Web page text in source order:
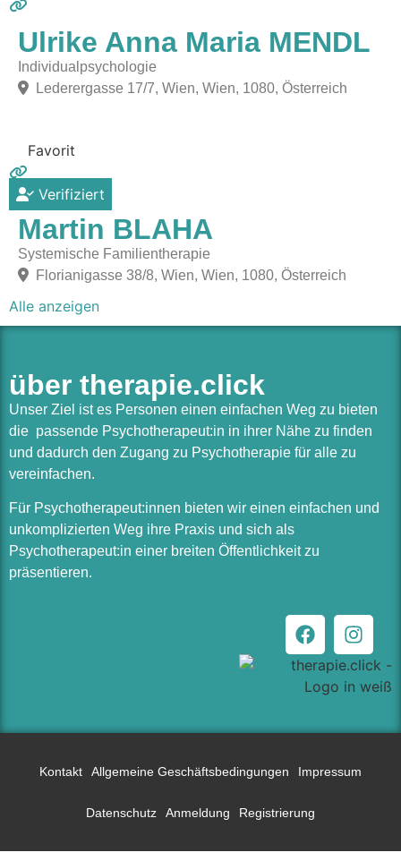
Ulrike Anna Maria MENDL
Individualpsychologie
Lederergasse 17/7, Wien, Wien, 1080, Österreich
Favorit
Verifiziert
Martin BLAHA
Systemische Familientherapie
Florianigasse 38/8, Wien, Wien, 1080, Österreich
Alle anzeigen
über therapie.click
Unser Ziel ist es Personen einen einfachen Weg zu bieten
die passende Psychotherapeut:in in ihrer Nähe zu finden
und dadurch den Zugang zu Psychotherapie für alle zu
vereinfachen.
Für Psychotherapeut:innen bieten wir einen einfachen und
unkomplizierten Weg ihre Praxis und sich als
Psychotherapeut:in einer breiten Öffentlichkeit zu
präsentieren.
Kontakt Allgemeine Geschäftsbedingungen Impressum
Datenschutz Anmeldung Registrierung